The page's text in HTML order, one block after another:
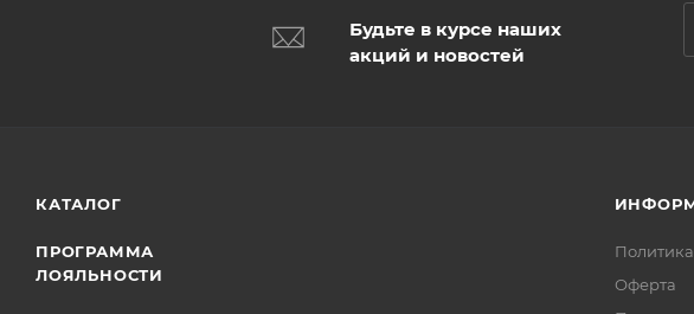
Будьте в курсе наших
акций и новостей
КАТАЛОГ
ПРОГРАММА
ЛОЯЛЬНОСТИ
Оферта